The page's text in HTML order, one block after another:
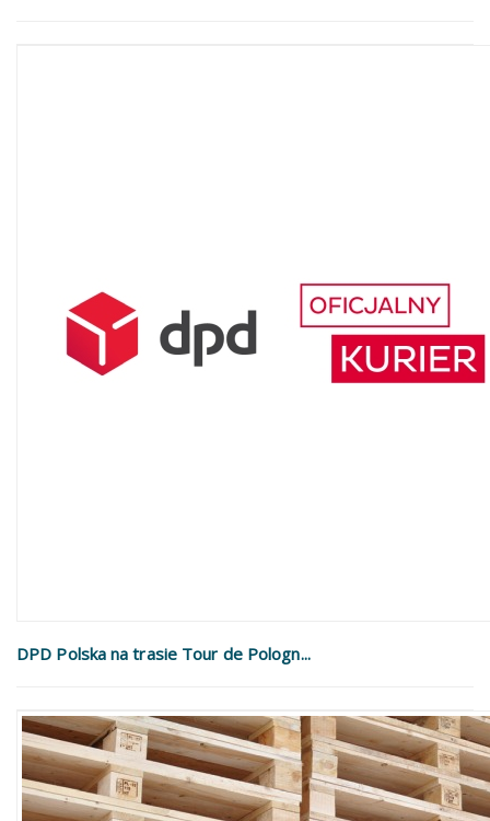
DPD Polska na trasie Tour de Pologn...